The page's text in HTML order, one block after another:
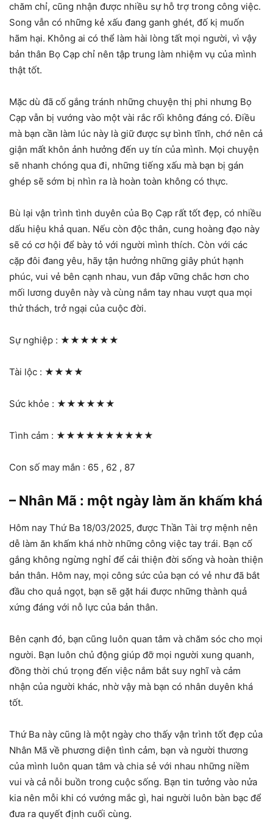
chăm chỉ, cũng nhận được nhiều sự hỗ trợ trong công việc.
Song vẫn có những kẻ xấu đang ganh ghét, đố kị muốn
hãm hại. Không ai có thể làm hài lòng tất mọi người, vì vậy
bản thân Bọ Cạp chỉ nên tập trung làm nhiệm vụ của mình
thật tốt.
Mặc dù đã cố gắng tránh những chuyện thị phi nhưng Bọ
Cạp vẫn bị vướng vào một vài rắc rối không đáng có. Điều
mà bạn cần làm lúc này là giữ được sự bình tĩnh, chớ nên cả
giận mất khôn ảnh hưởng đến uy tín của mình. Mọi chuyện
sẽ nhanh chóng qua đi, những tiếng xấu mà bạn bị gán
ghép sẽ sớm bị nhìn ra là hoàn toàn không có thực.
Bù lại vận trình tình duyên của Bọ Cạp rất tốt đẹp, có nhiều
dấu hiệu khả quan. Nếu còn độc thân, cung hoàng đạo này
sẽ có cơ hội để bày tỏ với người mình thích. Còn với các
cặp đôi đang yêu, hãy tận hưởng những giây phút hạnh
phúc, vui vẻ bên cạnh nhau, vun đắp vững chắc hơn cho
mối lương duyên này và cùng nắm tay nhau vượt qua mọi
thử thách, trở ngại của cuộc đời.
Sự nghiệp : ★★★★★★
Tài lộc : ★★★★
Sức khỏe : ★★★★★★
Tình cảm : ★★★★★★★★★★
Con số may mắn : 65 , 62 , 87
– Nhân Mã : một ngày làm ăn khấm khá
Hôm nay Thứ Ba 18/03/2025, được Thần Tài trợ mệnh nên
dễ làm ăn khấm khá nhờ những công việc tay trái. Bạn cố
gắng không ngừng nghỉ để cải thiện đời sống và hoàn thiện
bản thân. Hôm nay, mọi công sức của bạn có vẻ như đã bắt
đầu cho quả ngọt, bạn sẽ gặt hái được những thành quả
xứng đáng với nỗ lực của bản thân.
Bên cạnh đó, bạn cũng luôn quan tâm và chăm sóc cho mọi
người. Bạn luôn chủ động giúp đỡ mọi người xung quanh,
đồng thời chú trọng đến việc nắm bắt suy nghĩ và cảm
nhận của người khác, nhờ vậy mà bạn có nhân duyên khá
tốt.
Thứ Ba này cũng là một ngày cho thấy vận trình tốt đẹp của
Nhân Mã về phương diện tình cảm, bạn và người thương
của mình luôn quan tâm và chia sẻ với nhau những niềm
vui và cả nỗi buồn trong cuộc sống. Bạn tin tưởng vào nửa
kia nên mỗi khi có vướng mắc gì, hai người luôn bàn bạc để
đưa ra quyết định cuối cùng.